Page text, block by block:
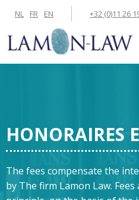
+32 (0)11 26
NL FR EN
HONORAIRES
The fees compensate the
by The firm Lamon Law.